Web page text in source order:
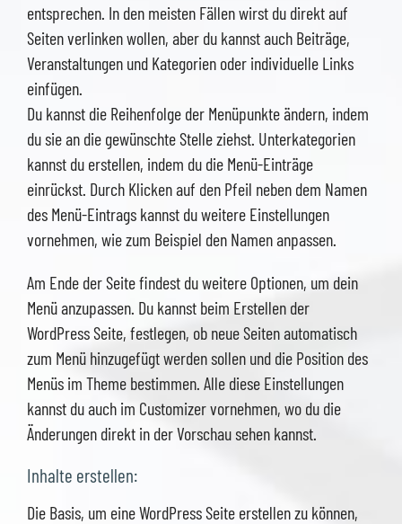
entsprechen. In den meisten Fällen wirst du direkt auf
Seiten verlinken wollen, aber du kannst auch Beiträge,
Veranstaltungen und Kategorien oder individuelle Links
einfügen.
Du kannst die Reihenfolge der Menüpunkte ändern, indem
du sie an die gewünschte Stelle ziehst. Unterkategorien
kannst du erstellen, indem du die Menü-Einträge
einrückst. Durch Klicken auf den Pfeil neben dem Namen
des Menü-Eintrags kannst du weitere Einstellungen
vornehmen, wie zum Beispiel den Namen anpassen.
Am Ende der Seite findest du weitere Optionen, um dein
Menü anzupassen. Du kannst beim Erstellen der
WordPress Seite, festlegen, ob neue Seiten automatisch
zum Menü hinzugefügt werden sollen und die Position des
Menüs im Theme bestimmen. Alle diese Einstellungen
kannst du auch im Customizer vornehmen, wo du die
Änderungen direkt in der Vorschau sehen kannst.
Inhalte erstellen:
Die Basis, um eine WordPress Seite erstellen zu können,